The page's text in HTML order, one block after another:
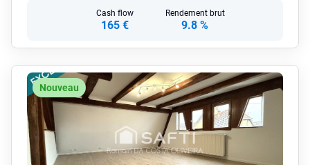
Cash flow
165 €
Rendement brut
9.8 %
Nouveau